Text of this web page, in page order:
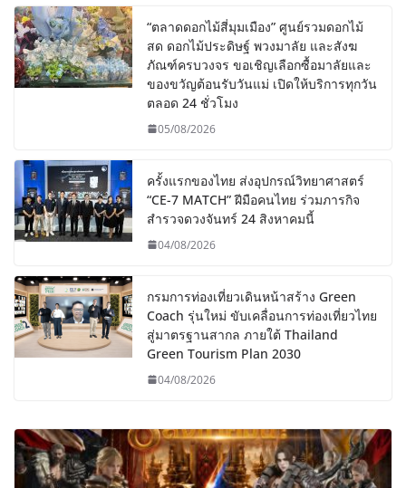
“ตลาดดอกไม้สี่มุมเมือง” ศูนย์รวมดอกไม้
สด ดอกไม้ประดิษฐ์ พวงมาลัย และสังฆ
ภัณฑ์ครบวงจร ขอเชิญเลือกซื้อมาลัยและ
ของขวัญต้อนรับวันแม่ เปิดให้บริการทุกวัน
ตลอด 24 ชั่วโมง
05/08/2026
ครั้งแรกของไทย ส่งอุปกรณ์วิทยาศาสตร์
“CE-7 MATCH” ฝีมือคนไทย ร่วมภารกิจ
สำรวจดวงจันทร์ 24 สิงหาคมนี้
04/08/2026
กรมการท่องเที่ยวเดินหน้าสร้าง Green
Coach รุ่นใหม่ ขับเคลื่อนการท่องเที่ยวไทย
สู่มาตรฐานสากล ภายใต้ Thailand
Green Tourism Plan 2030
04/08/2026